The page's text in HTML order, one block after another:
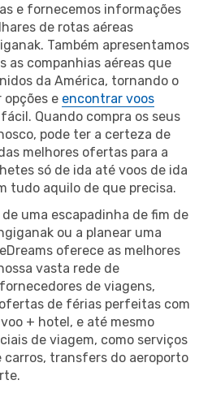
e fornecemos informações
de rotas aéreas
Também apresentamos
as companhias aéreas que
da América, tornando o
opções e encontrar voos
Quando compra os seus
pode ter a certeza de
melhores ofertas para a
só de ida até voos de ida
tudo aquilo de que precisa.
uma escapadinha de fim de
ou a planear uma
oferece as melhores
vasta rede de
de viagens,
de férias perfeitas com
+ hotel, e até mesmo
de viagem, como serviços
carros, transfers do aeroporto